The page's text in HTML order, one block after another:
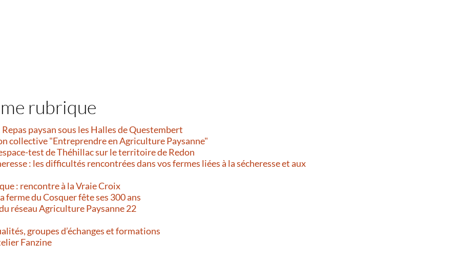
rubrique
paysan sous les Halles de Questembert
collective "Entreprendre en Agriculture Paysanne"
test de Théhillac sur le territoire de Redon
: les difficultés rencontrées dans vos fermes liées à la sécheresse et aux
: rencontre à la Vraie Croix
ferme du Cosquer fête ses 300 ans
réseau Agriculture Paysanne 22
groupes d’échanges et formations
Fanzine